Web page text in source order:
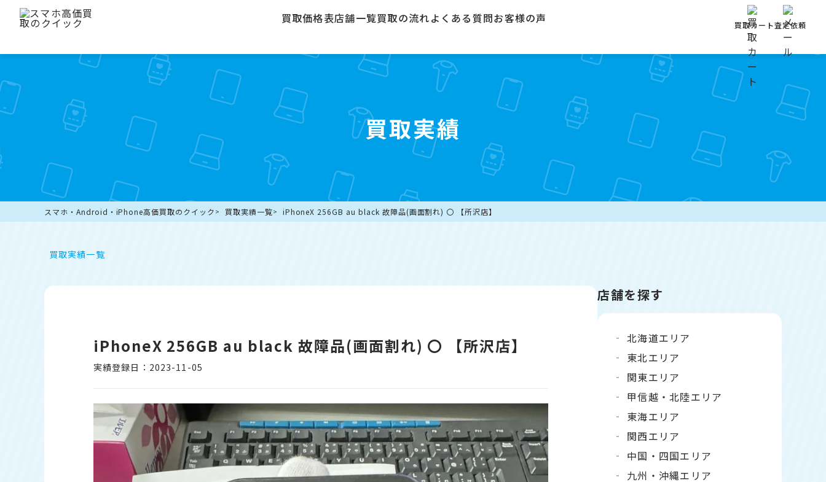
買取価格表店舗一覧買取の流れよくある質問お客様の声 買取カート査定依頼
買取実績
スマホ・Android・iPhone高価買取のクイック 買取実績一覧 iPhoneX 256GB au black 故障品(画面割れ) 〇 【所沢店】
買取実績一覧
iPhoneX 256GB au black 故障品(画面割れ) 〇 【所沢店】
実績登録日：2023-11-05
店舗を探す
北海道エリア
東北エリア
関東エリア
甲信越・北陸エリア
東海エリア
関西エリア
中国・四国エリア
九州・沖縄エリア